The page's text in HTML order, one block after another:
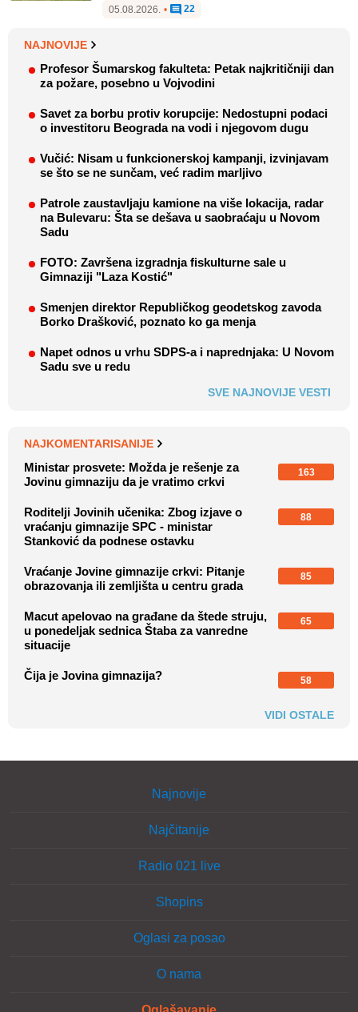
05.08.2026. • 22
NAJNOVIJE
Profesor Šumarskog fakulteta: Petak najkritičniji dan
za požare, posebno u Vojvodini
Savet za borbu protiv korupcije: Nedostupni podaci
o investitoru Beograda na vodi i njegovom dugu
Vučić: Nisam u funkcionerskoj kampanji, izvinjavam
se što se ne sunčam, već radim marljivo
Patrole zaustavljaju kamione na više lokacija, radar
na Bulevaru: Šta se dešava u saobraćaju u Novom
Sadu
FOTO: Završena izgradnja fiskulturne sale u
Gimnaziji "Laza Kostić"
Smenjen direktor Republičkog geodetskog zavoda
Borko Drašković, poznato ko ga menja
Napet odnos u vrhu SDPS-a i naprednjaka: U Novom
Sadu sve u redu
SVE NAJNOVIJE VESTI
NAJKOMENTARISANIJE
Ministar prosvete: Možda je rešenje za
Jovinu gimnaziju da je vratimo crkvi
163
Roditelji Jovinih učenika: Zbog izjave o
vraćanju gimnazije SPC - ministar
Stanković da podnese ostavku
88
Vraćanje Jovine gimnazije crkvi: Pitanje
obrazovanja ili zemljišta u centru grada
85
Macut apelovao na građane da štede struju,
u ponedeljak sednica Štaba za vanredne
situacije
65
Čija je Jovina gimnazija? 58
VIDI OSTALE
Najnovije
Najčitanije
Radio 021 live
Shopins
Oglasi za posao
O nama